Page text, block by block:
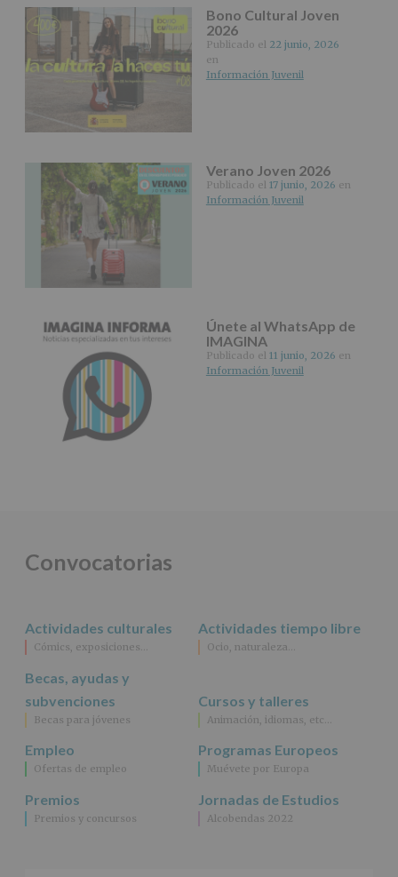
apartado
Aquí
Protegemos
tus
Datos
nuestra
página
web:
*
Obligatorio
Bono Cultural Joven
2026
Publicado el 22 junio, 2026
en
Información Juvenil
Verano Joven 2026
Publicado el 17 junio, 2026 en
Información Juvenil
Únete al WhatsApp de
IMAGINA
Publicado el 11 junio, 2026 en
Información Juvenil
Convocatorias
Actividades culturales
Cómics, exposiciones…
Actividades tiempo libre
Ocio, naturaleza…
Becas, ayudas y
subvenciones
Becas para jóvenes
Cursos y talleres
Animación, idiomas, etc…
Empleo
Ofertas de empleo
Programas Europeos
Muévete por Europa
Premios
Premios y concursos
Jornadas de Estudios
Alcobendas 2022